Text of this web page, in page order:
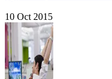
10 Oct 2015